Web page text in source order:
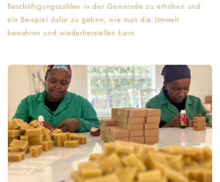
Beschäftigungszahlen in der Gemeinde zu erhöhen und
ein Beispiel dafür zu geben, wie man die Umwelt
bewahren und wiederherstellen kann.